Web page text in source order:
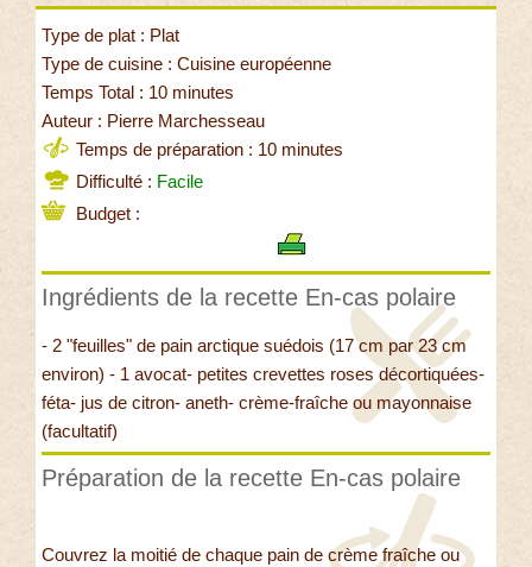
Type de plat : Plat
Type de cuisine : Cuisine européenne
Temps Total : 10 minutes
Auteur : Pierre Marchesseau
Temps de préparation : 10 minutes
Difficulté : Facile
Budget :
Ingrédients de la recette En-cas polaire
- 2 "feuilles" de pain arctique suédois (17 cm par 23 cm
environ) - 1 avocat- petites crevettes roses décortiquées-
féta- jus de citron- aneth- crème-fraîche ou mayonnaise
(facultatif)
Préparation de la recette En-cas polaire
Couvrez la moitié de chaque pain de crème fraîche ou